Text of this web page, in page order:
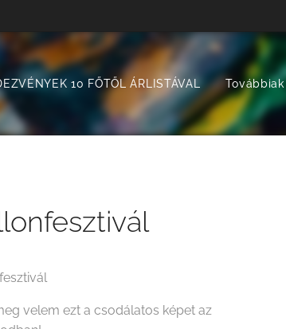
10 FŐTŐL ÁRLISTÁVAL Továbbiak
velem ezt a csodálatos képet az